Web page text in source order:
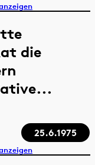
die
25.6.1975